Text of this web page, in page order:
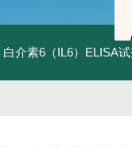
白介素6（IL6）ELISA试